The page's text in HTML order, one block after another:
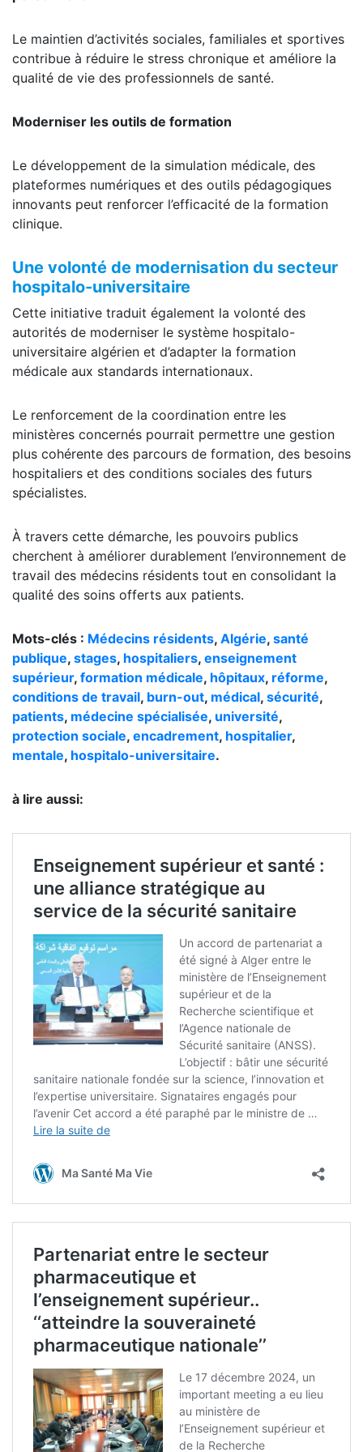
Le maintien d’activités sociales, familiales et sportives
contribue à réduire le stress chronique et améliore la
qualité de vie des professionnels de santé.
Moderniser les outils de formation
Le développement de la simulation médicale, des
plateformes numériques et des outils pédagogiques
innovants peut renforcer l’efficacité de la formation
clinique.
Une volonté de modernisation du secteur
hospitalo-universitaire
Cette initiative traduit également la volonté des
autorités de moderniser le système hospitalo-
universitaire algérien et d’adapter la formation
médicale aux standards internationaux.
Le renforcement de la coordination entre les
ministères concernés pourrait permettre une gestion
plus cohérente des parcours de formation, des besoins
hospitaliers et des conditions sociales des futurs
spécialistes.
À travers cette démarche, les pouvoirs publics
cherchent à améliorer durablement l’environnement de
travail des médecins résidents tout en consolidant la
qualité des soins offerts aux patients.
Mots-clés : Médecins résidents, Algérie, santé
publique, stages, hospitaliers, enseignement
supérieur, formation médicale, hôpitaux, réforme,
conditions de travail, burn-out, médical, sécurité,
patients, médecine spécialisée, université,
protection sociale, encadrement, hospitalier,
mentale, hospitalo-universitaire.
à lire aussi: